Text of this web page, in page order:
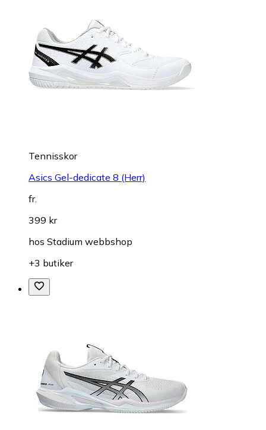
Tennisskor
Asics Gel-dedicate 8 (Herr)
fr.
399 kr
hos Stadium webbshop
+3 butiker